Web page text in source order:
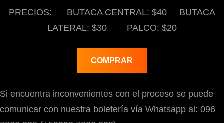
PRECIOS: BUTACA CENTRAL: $40 BUTACA
LATERAL: $30 PALCO: $20
COMPRAR
Si encuentra inconvenientes con el proceso se puede
comunicar con nuestra boletería vía Whatsapp al: 096